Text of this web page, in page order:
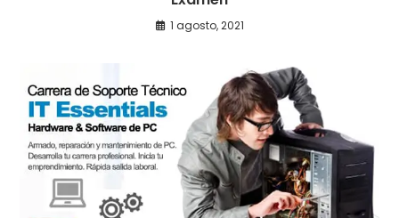
1 agosto, 2021